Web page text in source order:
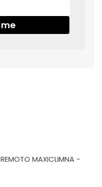
MAXICLIMNA -